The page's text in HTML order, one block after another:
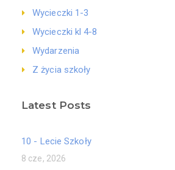
Wycieczki 1-3
Wycieczki kl 4-8
Wydarzenia
Z życia szkoły
Latest Posts
10 - Lecie Szkoły
8 cze, 2026